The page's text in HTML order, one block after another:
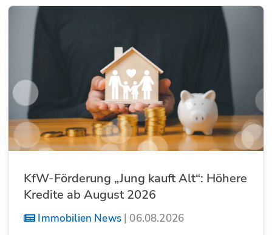
KfW-Förderung „Jung kauft Alt“: Höhere
Kredite ab August 2026
Immobilien News| 06.08.2026